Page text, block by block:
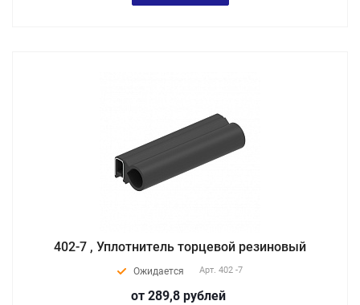
402-7 , Уплотнитель торцевой резиновый
Ожидается Арт. 402 -7
от 289,8 рублей